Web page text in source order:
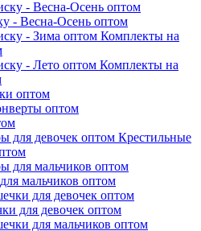
- Весна-Осень оптом
Комплекты на
Комплекты на
оптом
оптом
Крестильные
мальчиков оптом
для девочек оптом